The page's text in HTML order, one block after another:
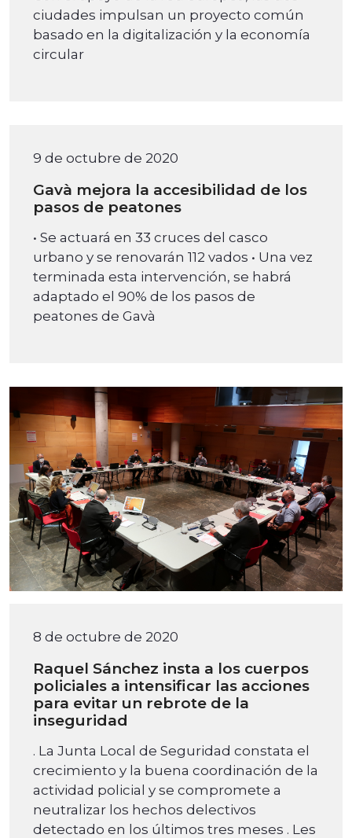
ciudades impulsan un proyecto común
basado en la digitalización y la economía
circular
9 de octubre de 2020
Gavà mejora la accesibilidad de los
pasos de peatones
• Se actuará en 33 cruces del casco
urbano y se renovarán 112 vados • Una vez
terminada esta intervención, se habrá
adaptado el 90% de los pasos de
peatones de Gavà
8 de octubre de 2020
Raquel Sánchez insta a los cuerpos
policiales a intensificar las acciones
para evitar un rebrote de la
inseguridad
. La Junta Local de Seguridad constata el
crecimiento y la buena coordinación de la
actividad policial y se compromete a
neutralizar los hechos delectivos
detectado en los últimos tres meses . Les